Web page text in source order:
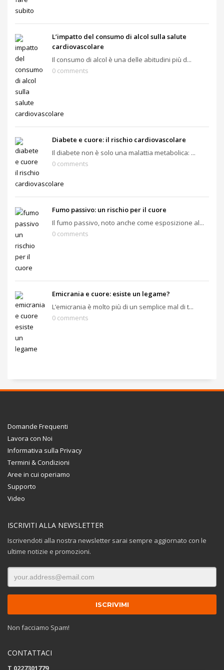
L’impatto del consumo di alcol sulla salute
cardiovascolare
Il consumo di alcol è una delle abitudini più d...
0 comments
Diabete e cuore: il rischio cardiovascolare
Il diabete non è solo una malattia metabolica: ...
0 comments
Fumo passivo: un rischio per il cuore
Il fumo passivo, noto anche come esposizione al...
0 comments
Emicrania e cuore: esiste un legame?
L’emicrania è molto più di un semplice mal di t...
0 comments
Domande Frequenti
Lavora con Noi
Informativa sulla Privacy
Termini & Condizioni
Aree in cui operiamo
Supporto
Video
ISCRIVITI ALLA NEWSLETTER
Iscrivendoti alla nostra newsletter sarai sempre aggiornato con le
ultime notizie e promozioni.
Non facciamo Spam!
CONTATTACI
T 0227301779